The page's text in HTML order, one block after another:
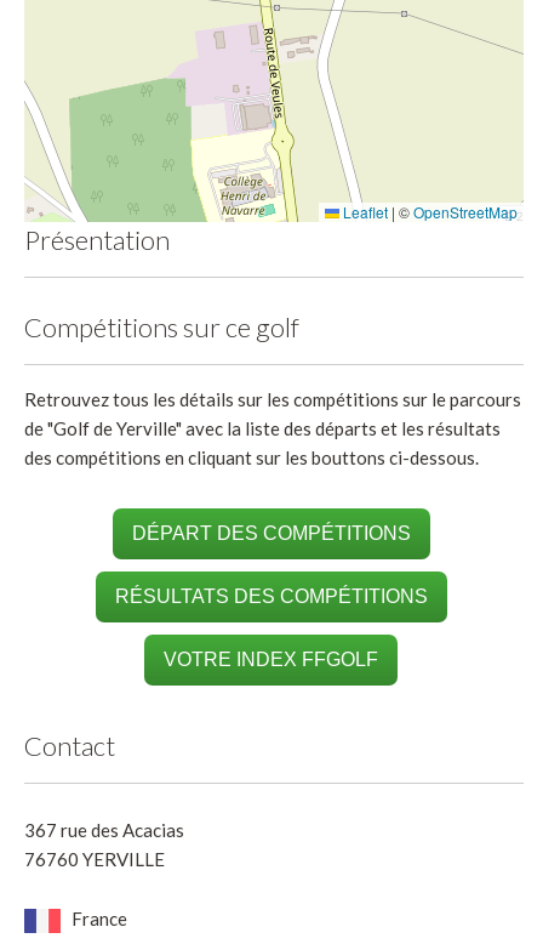
Leaflet | ©OpenStreetMap
Présentation
Compétitions sur ce golf
Retrouvez tous les détails sur les compétitions sur le parcours
de "Golf de Yerville" avec la liste des départs et les résultats
des compétitions en cliquant sur les bouttons ci-dessous.
DÉPART DES COMPÉTITIONS
RÉSULTATS DES COMPÉTITIONS
VOTRE INDEX FFGOLF
Contact
367 rue des Acacias
76760 YERVILLE
France